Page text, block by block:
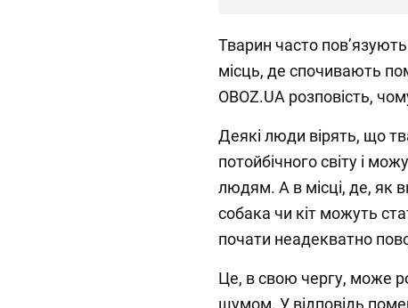
Тварин часто
місць, де спочивають
OBOZ.UA розповість,
Деякі люди вірять, що
потойбічного світу і
людям. А в місці, де, як
собака чи кіт можуть
почати неадекватно
Це, в свою чергу, може